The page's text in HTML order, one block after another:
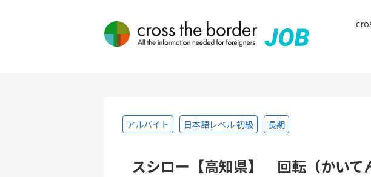
アルバイト 日本語レベル 初級 長期
スシロー【高知県】 回転（かい